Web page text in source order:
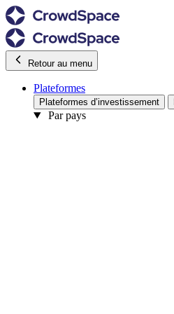
Retour au menu
Plateformes
Plateformes d’investissement
Par pays